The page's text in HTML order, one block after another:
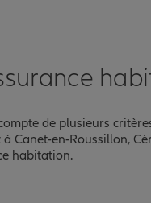
de plusieurs
en-Roussillon,
habitation.